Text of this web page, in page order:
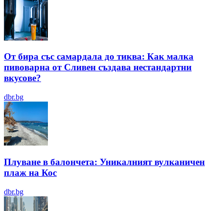
От бира със самардала до тиква: Как малка
пивоварна от Сливен създава нестандартни
вкусове?
dbr.bg
Плуване в балончета: Уникалният вулканичен
плаж на Кос
dbr.bg